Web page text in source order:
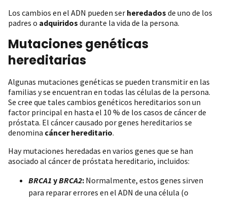
Los cambios en el ADN pueden ser heredados de uno de los
padres o adquiridos durante la vida de la persona.
Mutaciones genéticas
hereditarias
Algunas mutaciones genéticas se pueden transmitir en las
familias y se encuentran en todas las células de la persona.
Se cree que tales cambios genéticos hereditarios son un
factor principal en hasta el 10 % de los casos de cáncer de
próstata. El cáncer causado por genes hereditarios se
denomina cáncer hereditario.
Hay mutaciones heredadas en varios genes que se han
asociado al cáncer de próstata hereditario, incluidos:
BRCA1 yBRCA2: Normalmente, estos genes sirven
para reparar errores en el ADN de una célula (o